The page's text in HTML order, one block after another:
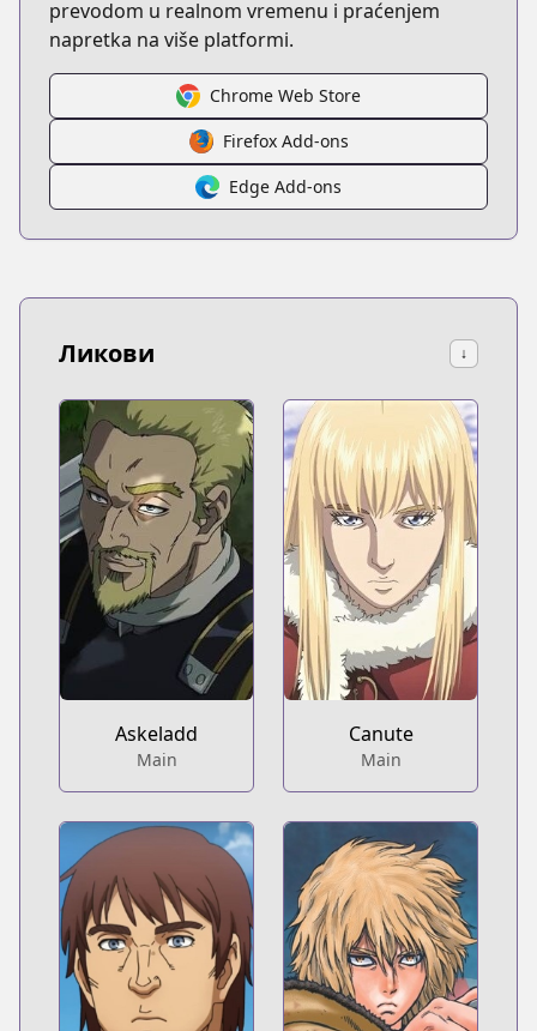
prevodom u realnom vremenu i praćenjem
napretka na više platformi.
Chrome Web Store
Firefox Add-ons
Edge Add-ons
Ликови ↓
Askeladd
Main
Canute
Main